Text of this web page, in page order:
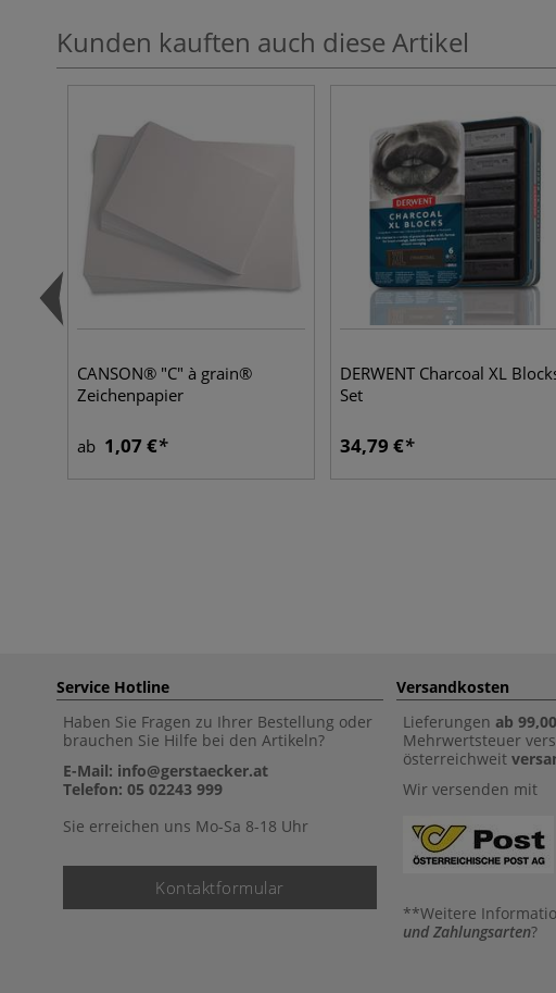
Kunden kauften auch diese Artikel
CANSON® "C" à grain®
Zeichenpapier
ab 1,07 €
DERWENT Charcoal XL
Set
34,79 €
Service Hotline
Haben Sie Fragen zu Ihrer Bestellung oder
brauchen Sie Hilfe bei den Artikeln?
E-Mail: info@gerstaecker.at
Telefon: 05 02243 999
Sie erreichen uns Mo-Sa 8-18 Uhr
Kontaktformular
Versandkosten
Lieferungen ab
Mehrwertsteuer
österreichweit
Wir versenden mit
**Weitere
und Zahlungsarten?